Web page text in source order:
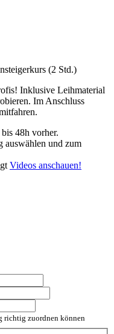
(2 Std.)
Inklusive Leihmaterial
Im Anschluss
48h vorher.
auswählen und zum
Videos anschauen!
richtig zuordnen können